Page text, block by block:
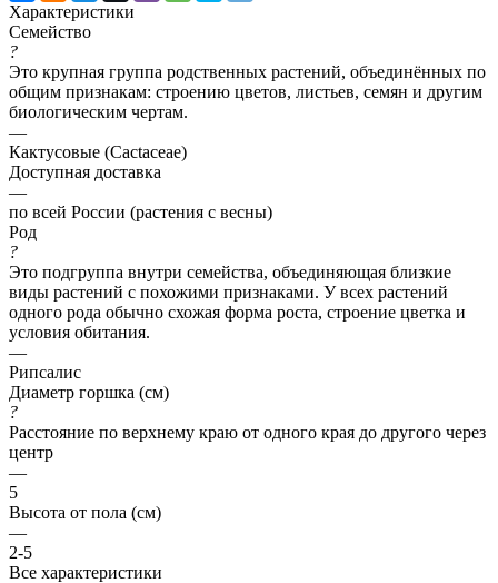
Характеристики
Семейство
?
Это крупная группа родственных растений, объединённых по
общим признакам: строению цветов, листьев, семян и другим
биологическим чертам.
—
Кактусовые (Cactaceae)
Доступная доставка
—
по всей России (растения с весны)
Род
?
Это подгруппа внутри семейства, объединяющая близкие
виды растений с похожими признаками. У всех растений
одного рода обычно схожая форма роста, строение цветка и
условия обитания.
—
Рипсалис
Диаметр горшка (см)
?
Расстояние по верхнему краю от одного края до другого через
центр
—
5
Высота от пола (см)
—
2-5
Все характеристики